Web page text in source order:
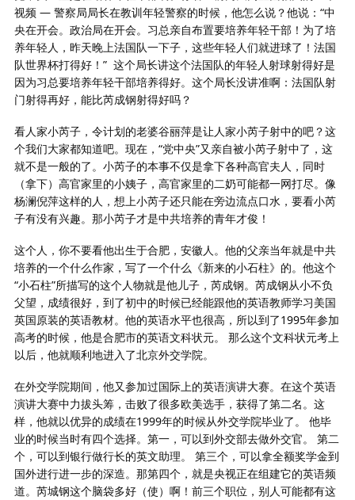
视频 — 警察局局长在教训年轻警察的时候，他怎么说？他说：“中
央在开会。政治局在开会。习总亲自布置要培养年轻干部！为了培
养年轻人，昨天晚上法国队一下子，这些年轻人们就进球了！法国
队世界杯打得好！” 这个局长讲这个法国队的年轻人射球射得好是
因为习总要培养年轻干部培养得好。这个局长没讲准啊：法国队射
门射得再好，能比芮成钢射得好吗？
看人家小芮子，令计划的老婆谷丽萍是让人家小芮子射中的吧？这
个我们大家都知道吧。现在，“党中央”又亲自被小芮子射中了，这
就不是一般的了。小芮子的本事不仅是拿下各种高官夫人，同时
（拿下）高官家里的小姨子，高官家里的二奶可能都一网打尽。像
杨澜倪萍这样的人，想上小芮子还只能在旁边流点口水，要看小芮
子有没有兴趣。那小芮子才是中共培养的青年才俊！
这个人，你不要看他出生于合肥，安徽人。他的父亲当年就是中共
培养的一个什么作家，写了一个什么《新来的小石柱》的。他这个
“小石柱”所描写的这个人物就是他儿子，芮成钢。芮成钢从小不负
父望，成绩很好，到了初中的时候已经能跟他的英语教师学习美国
英国原装的英语教材。他的英语水平也很高，所以到了1995年参加
高考的时候，他是合肥市的英语文科状元。 那么这个文科状元考上
以后，他就顺利地进入了北京外交学院。
在外交学院期间，他又参加过国际上的英语演讲大赛。在这个英语
演讲大赛中力拔头筹，击败了很多欧美选手，获得了第二名。这
样，他就以优异的成绩在1999年的时候从外交学院毕业了。 他毕
业的时候当时有四个选择。第一，可以到外交部去做外交官。 第二
个，可以到银行做行长的英文助理。 第三个，可以拿全额奖学金到
国外进行进一步的深造。那第四个，就是央视正在组建它的英语频
道。芮城钢这个脑袋多好（使）啊！前三个职位，别人可能都有这